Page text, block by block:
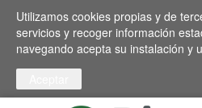
Pasar al contenido principal
Toggle high contrast
Utilizamos cookies propias y de
servicios y recoger información
navegando acepta su instalación y